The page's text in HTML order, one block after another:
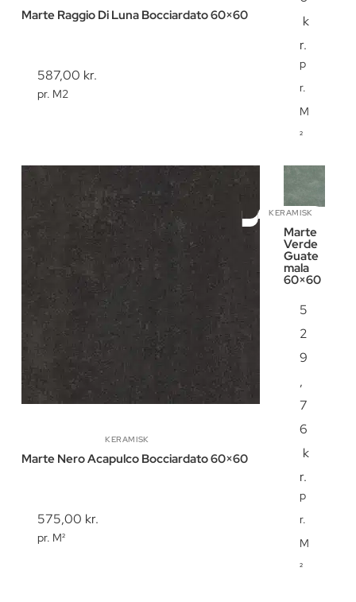
Marte Raggio Di Luna Bocciardato 60×60
587,00 kr.
pr. M2
k
r.
p
r.
M
²
KERAMISK
Marte Nero Acapulco Bocciardato 60×60
575,00 kr.
pr. M²
KERAMISK
Marte
Verde
Guate
mala
60×60
5
2
9
,
7
6
k
r.
p
r.
M
²